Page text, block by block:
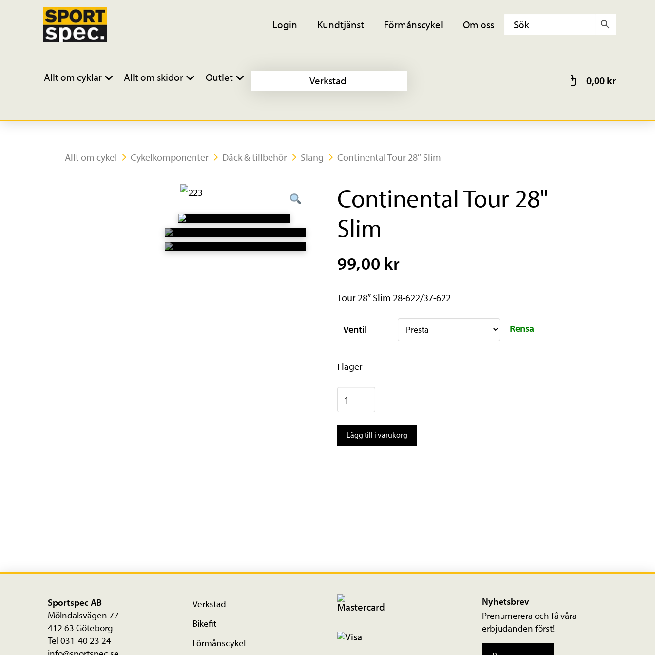
Login Kundtjänst Förmånscykel Om oss
Allt om cyklar Allt om skidor Outlet Verkstad 0,00kr
Allt om cykel Cykelkomponenter Däck & tillbehör Slang Continental Tour 28″ Slim
Continental Tour 28"
Slim
99,00 kr
Tour 28″ Slim 28-622/37-622
Ventil Rensa
I lager
Continental
Tour
28"
Lägg till i varukorg
Sportspec AB
Mölndalsvägen 77
412 63 Göteborg
Tel 031-40 23 24
Verkstad
Bikefit
Förmånscykel
Nyhetsbrev
Prenumerera och få våra
erbjudanden först!